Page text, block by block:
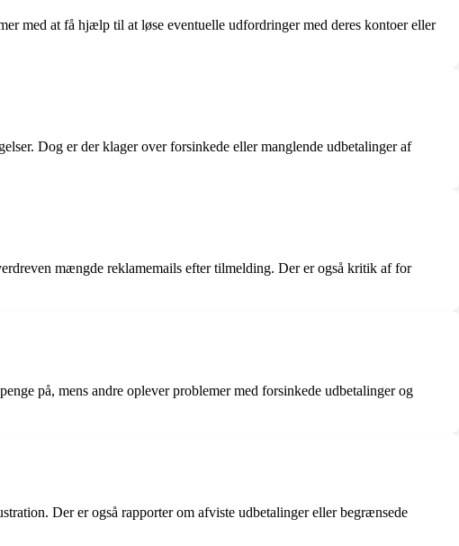
med at få hjælp til at løse eventuelle udfordringer med deres kontoer eller
Dog er der klager over forsinkede eller manglende udbetalinger af
mængde reklamemails efter tilmelding. Der er også kritik af for
på, mens andre oplever problemer med forsinkede udbetalinger og
Der er også rapporter om afviste udbetalinger eller begrænsede